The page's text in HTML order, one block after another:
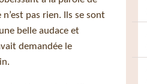
pas rien. Ils se sont
belle audace et
demandée le